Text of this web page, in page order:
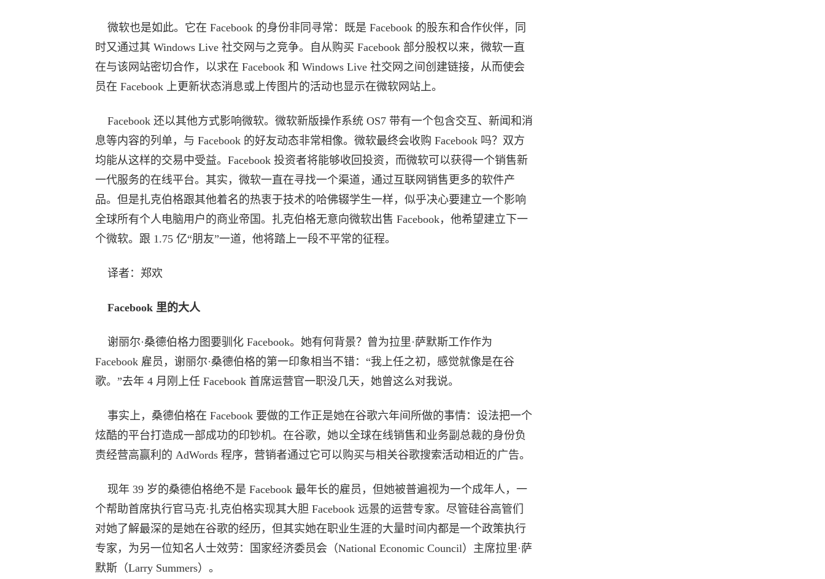
微软也是如此。它在 Facebook 的身份非同寻常：既是 Facebook 的股东和合作伙伴，同
时又通过其 Windows Live 社交网与之竞争。自从购买 Facebook 部分股权以来，微软一直
在与该网站密切合作，以求在 Facebook 和 Windows Live 社交网之间创建链接，从而使会
员在 Facebook 上更新状态消息或上传图片的活动也显示在微软网站上。
Facebook 还以其他方式影响微软。微软新版操作系统 OS7 带有一个包含交互、新闻和消
息等内容的列单，与 Facebook 的好友动态非常相像。微软最终会收购 Facebook 吗？双方
均能从这样的交易中受益。Facebook 投资者将能够收回投资，而微软可以获得一个销售新
一代服务的在线平台。其实，微软一直在寻找一个渠道，通过互联网销售更多的软件产
品。但是扎克伯格跟其他着名的热衷于技术的哈佛辍学生一样，似乎决心要建立一个影响
全球所有个人电脑用户的商业帝国。扎克伯格无意向微软出售 Facebook，他希望建立下一
个微软。跟 1.75 亿“朋友”一道，他将踏上一段不平常的征程。
译者：郑欢
Facebook 里的大人
谢丽尔·桑德伯格力图要驯化 Facebook。她有何背景？曾为拉里·萨默斯工作作为
Facebook 雇员，谢丽尔·桑德伯格的第一印象相当不错：“我上任之初，感觉就像是在谷
歌。”去年 4 月刚上任 Facebook 首席运营官一职没几天，她曾这么对我说。
事实上，桑德伯格在 Facebook 要做的工作正是她在谷歌六年间所做的事情：设法把一个
炫酷的平台打造成一部成功的印钞机。在谷歌，她以全球在线销售和业务副总裁的身份负
责经营高赢利的 AdWords 程序，营销者通过它可以购买与相关谷歌搜索活动相近的广告。
现年 39 岁的桑德伯格绝不是 Facebook 最年长的雇员，但她被普遍视为一个成年人，一
个帮助首席执行官马克·扎克伯格实现其大胆 Facebook 远景的运营专家。尽管硅谷高管们
对她了解最深的是她在谷歌的经历，但其实她在职业生涯的大量时间内都是一个政策执行
专家，为另一位知名人士效劳：国家经济委员会（National Economic Council）主席拉里·萨
默斯（Larry Summers）。